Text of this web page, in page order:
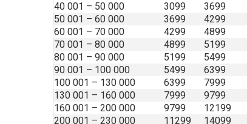
40 001 – 50 000
3099 3699
50 001 – 60 000
3699 4299
60 001 – 70 000
4299 4899
70 001 – 80 000
4899 5199
80 001 – 90 000
5199 5499
90 001 – 100 000
5499 6399
100 001 – 130 000
6399 7999
130 001 – 160 000
7999 9799
160 001 – 200 000
9799 12199
200 001 – 230 000
11299 14099